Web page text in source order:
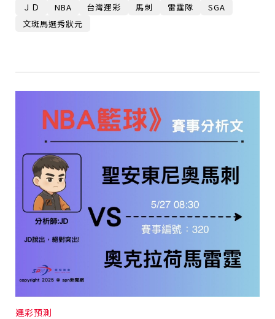
鷹》特映會 深化原民文化與生態永續教育
29件神級作品齊聚葫蘆墩！「藝馬登豐」2026台灣工
藝之家聯展震撼登場
跨越百年的生物觀測！科博館、成大《時空丈量師》特
跨海義診13年
ＪＤ NBA 台灣運彩 馬刺 雷霆隊
SGA
文斑馬選秀狀元
運彩預測